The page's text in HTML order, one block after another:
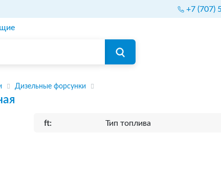
+7 (707)
Дизельные форсунки
ft: Тип топлива